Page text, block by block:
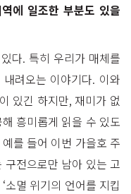
에 일조한 부분도 있을
다. 특히 우리가 매체를
려오는 이야기다. 이와
있긴 하지만, 재미가 없
흥미롭게 읽을 수 있도
를 들어 이번 가을호 주
구전으로만 남아 있는 고
소멸 위기의 언어를 지킵